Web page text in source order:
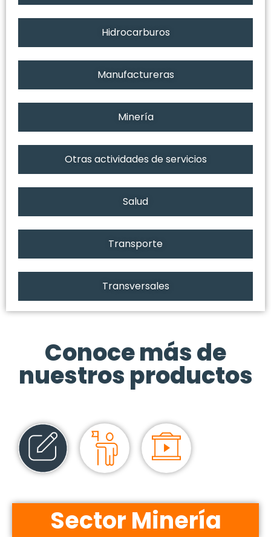
Hidrocarburos
Manufactureras
Minería
Otras actividades de servicios
Salud
Transporte
Transversales
Conoce más de
nuestros productos
Sector Minería